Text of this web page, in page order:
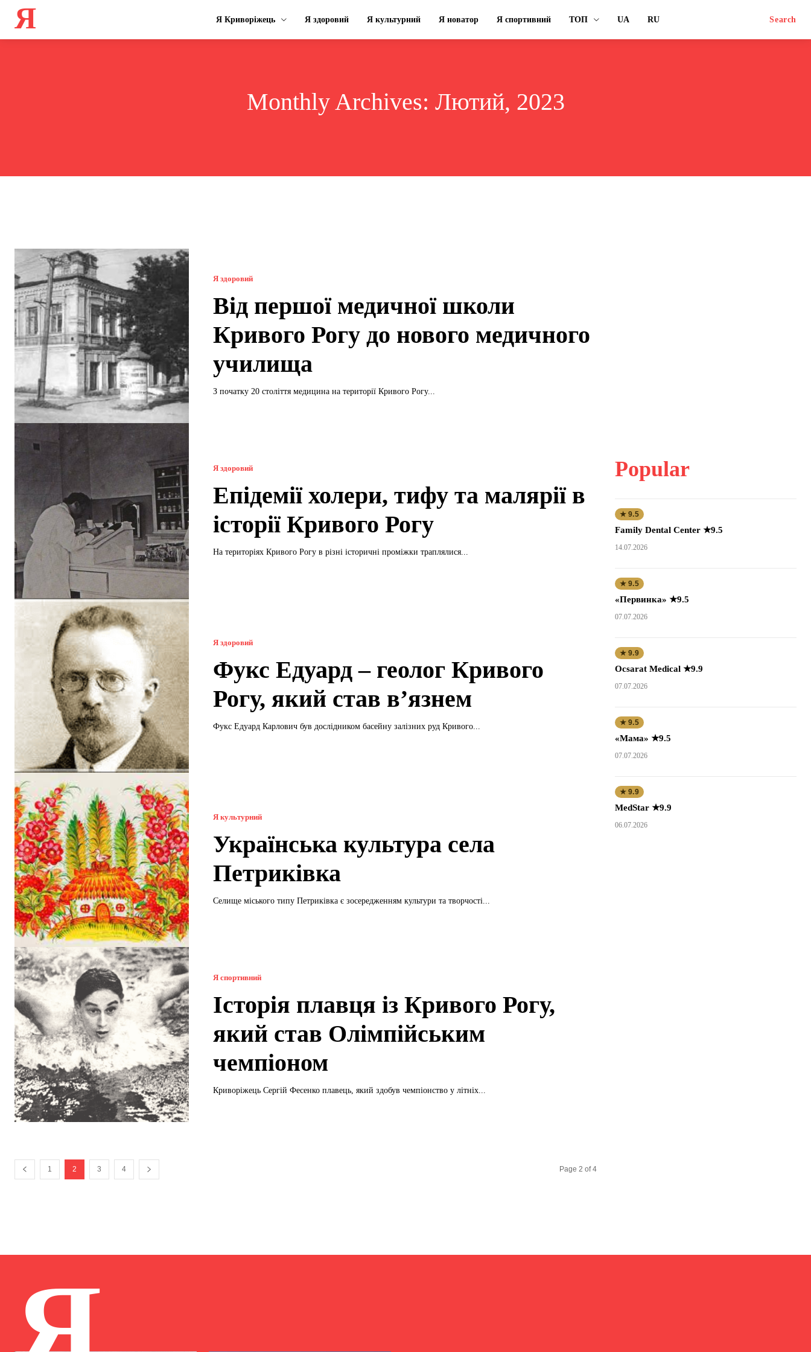
Я Я Криворіжець Я здоровий Я культурний Я новатор Я спортивний ТОП UA RU Search
Monthly Archives: Лютий, 2023
Я здоровий
Від першої медичної школи
Кривого Рогу до нового медичного
училища
З початку 20 століття медицина на території Кривого Рогу...
Я здоровий
Епідемії холери, тифу та малярії в
історії Кривого Рогу
На територіях Кривого Рогу в різні історичні проміжки траплялися...
Я здоровий
Фукс Едуард – геолог Кривого
Рогу, який став в’язнем
Фукс Едуард Карлович був дослідником басейну залізних руд Кривого...
Я культурний
Українська культура села
Петриківка
Селище міського типу Петриківка є зосередженням культури та творчості...
Я спортивний
Історія плавця із Кривого Рогу,
який став Олімпійським
чемпіоном
Криворіжець Сергій Фесенко плавець, який здобув чемпіонство у літніх...
1 2 3 4 Page 2 of 4
Popular
★ 9.5
Family Dental Center ★9.5
14.07.2026
★ 9.5
«Первинка» ★9.5
07.07.2026
★ 9.9
Ocsarat Medical ★9.9
07.07.2026
★ 9.5
«Мама» ★9.5
07.07.2026
★ 9.9
MedStar ★9.9
06.07.2026